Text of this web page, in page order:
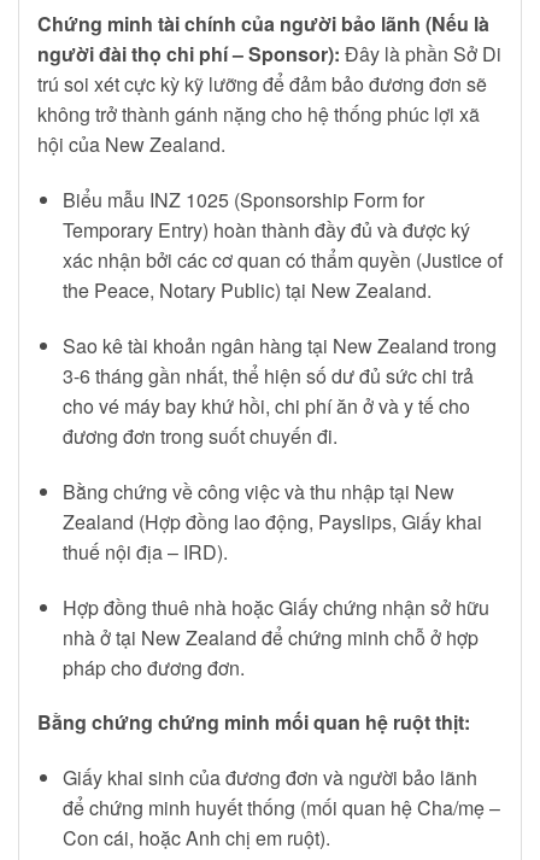
Chứng minh tài chính của người bảo lãnh (Nếu là
người đài thọ chi phí – Sponsor): Đây là phần Sở Di
trú soi xét cực kỳ kỹ lưỡng để đảm bảo đương đơn sẽ
không trở thành gánh nặng cho hệ thống phúc lợi xã
hội của New Zealand.
Biểu mẫu INZ 1025 (Sponsorship Form for
Temporary Entry) hoàn thành đầy đủ và được ký
xác nhận bởi các cơ quan có thẩm quyền (Justice of
the Peace, Notary Public) tại New Zealand.
Sao kê tài khoản ngân hàng tại New Zealand trong
3-6 tháng gần nhất, thể hiện số dư đủ sức chi trả
cho vé máy bay khứ hồi, chi phí ăn ở và y tế cho
đương đơn trong suốt chuyến đi.
Bằng chứng về công việc và thu nhập tại New
Zealand (Hợp đồng lao động, Payslips, Giấy khai
thuế nội địa – IRD).
Hợp đồng thuê nhà hoặc Giấy chứng nhận sở hữu
nhà ở tại New Zealand để chứng minh chỗ ở hợp
pháp cho đương đơn.
Bằng chứng chứng minh mối quan hệ ruột thịt:
Giấy khai sinh của đương đơn và người bảo lãnh
để chứng minh huyết thống (mối quan hệ Cha/mẹ –
Con cái, hoặc Anh chị em ruột).